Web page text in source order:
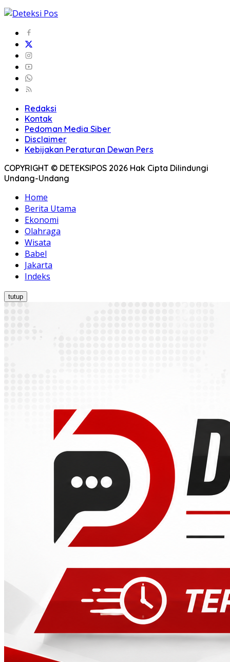
Redaksi
Kontak
Pedoman Media Siber
Disclaimer
Kebijakan Peraturan Dewan Pers
COPYRIGHT © DETEKSIPOS 2026 Hak Cipta Dilindungi
Undang-Undang
Home
Berita Utama
Ekonomi
Olahraga
Wisata
Babel
Jakarta
Indeks
tutup